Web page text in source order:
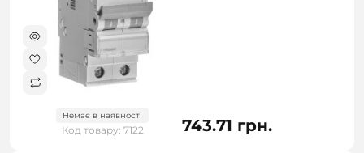
Немає в наявності
Код товару: 7122 743.71 грн.